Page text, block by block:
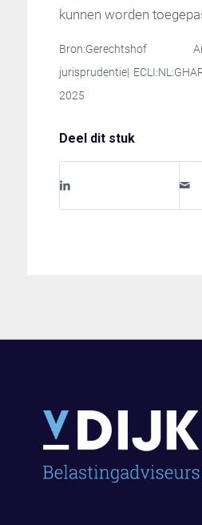
kunnen worden
Bron:Gerechtshof
jurisprudentie|
2025
Deel dit stuk